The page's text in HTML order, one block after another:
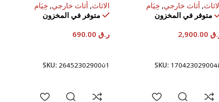
, أثاث خارجي, خِيَام
متوفر في المخزون
SKU:
الاثاث, أثاث خارجي, خِيَام
متوفر في المخزون
ر.ق
SKU: 2645230290001